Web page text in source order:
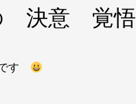
決意 覚悟
す